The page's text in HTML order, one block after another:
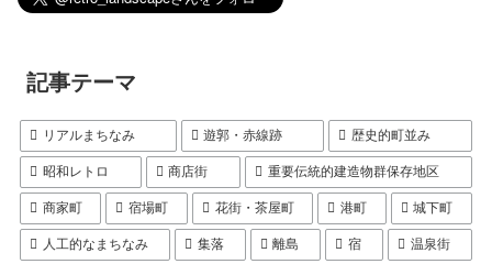
記事テーマ
リアルまちなみ 遊郭・赤線跡 歴史的町並み
昭和レトロ 商店街 重要伝統的建造物群保存地区
商家町 宿場町 花街・茶屋町 港町 城下町
人工的なまちなみ 集落 離島 宿 温泉街